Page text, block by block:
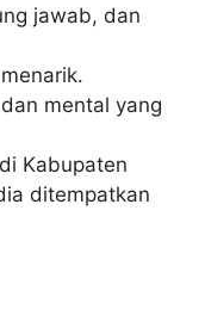
jawab, dan
mental yang
Kabupaten
ditempatkan